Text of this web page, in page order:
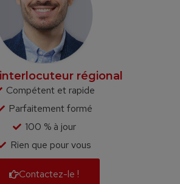
régional
Compétent et rapide
Parfaitement formé
100 % à jour
Rien que pour vous
Contactez-le !